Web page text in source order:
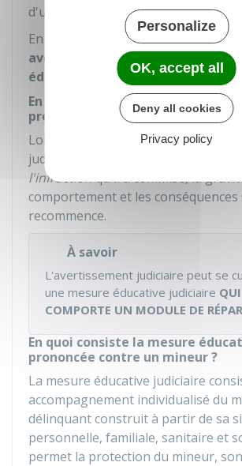
d'un mineur de moins de 13 ans.
En revanche, le mineur peut se
avertissement judiciaire
et une
éducative judiciaire
En quoi consiste l'avertissement
prononcé contre un mineur ?
Lorsque le juge prononce un
judiciaire contre un mineur, il lui
l'infractionqu'il a commise, la
comportement et les conséquences
recommence.
À savoir
L'avertissement judiciaire peut se
une mesure éducative judiciaire QUI
COMPORTE UN MODULE DE
En quoi consiste la mesure
prononcée contre un mineur ?
La mesure éducative judiciaire
accompagnement individualisé du
délinquant construit à partir de sa
personnelle, familiale, sanitaire et
permet la protection du mineur,
Personalize
OK, accept all
Deny all cookies
Privacy policy